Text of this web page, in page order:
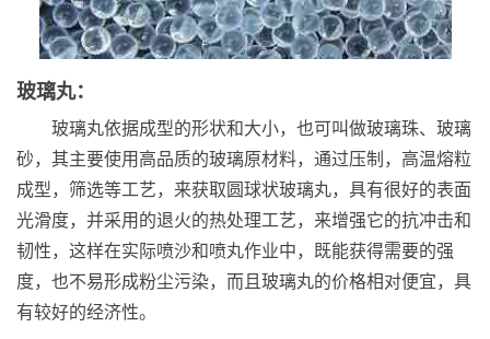
玻璃丸：
玻璃丸依据成型的形状和大小，也可叫做玻璃珠、玻璃
砂，其主要使用高品质的玻璃原材料，通过压制，高温熔粒
成型，筛选等工艺，来获取圆球状玻璃丸，具有很好的表面
光滑度，并采用的退火的热处理工艺，来增强它的抗冲击和
韧性，这样在实际喷沙和喷丸作业中，既能获得需要的强
度，也不易形成粉尘污染，而且玻璃丸的价格相对便宜，具
有较好的经济性。